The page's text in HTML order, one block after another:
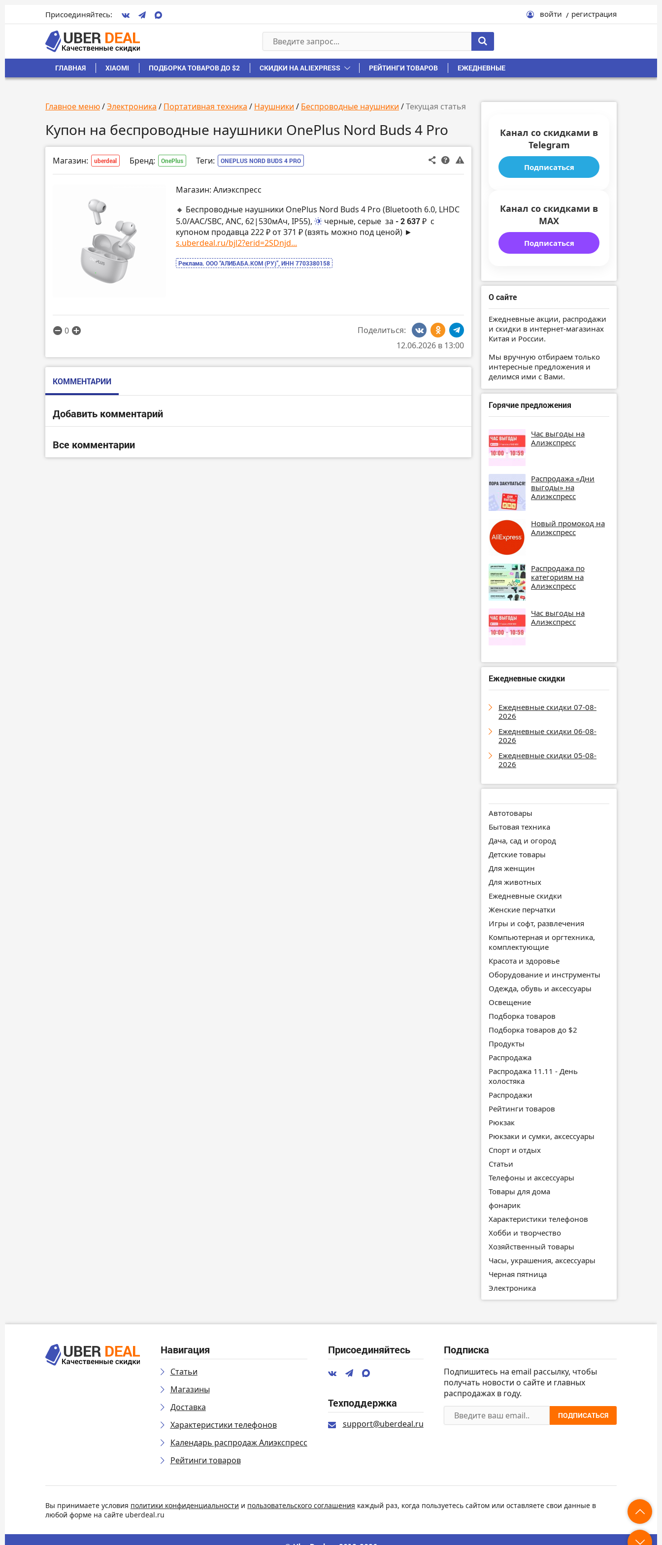
Присоединяйтесь: войти регистрация
ГЛАВНАЯ XIAOMI ПОДБОРКА ТОВАРОВ ДО $2 СКИДКИ НА ALIEXPRESS РЕЙТИНГИ ТОВАРОВ ЕЖЕДНЕВНЫЕ
Главное меню/Электроника / Портативная техника / Наушники / Беспроводные наушники /Текущая статья
Купон на беспроводные наушники OnePlus Nord Buds 4 Pro
Магазин: uberdeal Бренд: OnePlus Теги: ONEPLUS NORD BUDS 4 PRO
Магазин: Алиэкспресс
🔸 Беспроводные наушники OnePlus Nord Buds 4 Pro (Bluetooth 6.0, LHDC
5.0/AAC/SBC, ANC, 62|530мАч, IP55),
черные, серые за - 2 637 ₽ с
купоном продавца 222 ₽ от 371 ₽ (взять можно под ценой) ►
s.uberdeal.ru/bjl2?erid=2SDnjd...
Реклама. ООО “АЛИБАБА.КОМ (РУ)”, ИНН 7703380158
0
Поделиться:
12.06.2026 в 13:00
КОММЕНТАРИИ
Добавить комментарий
Все комментарии
Канал со скидками в
Telegram
Подписаться
Канал со скидками в
MAX
Подписаться
О сайте
Ежедневные акции, распродажи
и скидки в интернет-магазинах
Китая и России.
Мы вручную отбираем только
интересные предложения и
делимся ими с Вами.
Горячие предложения
Час выгоды на
Алиэкспресс
Распродажа «Дни
выгоды» на
Алиэкспресс
Новый промокод на
Алиэкспресс
Распродажа по
категориям на
Алиэкспресс
Час выгоды на
Алиэкспресс
Ежедневные скидки
Ежедневные скидки 07-08-
2026
Ежедневные скидки 06-08-
2026
Ежедневные скидки 05-08-
2026
Автотовары
Бытовая техника
Дача, сад и огород
Детские товары
Для женщин
Для животных
Ежедневные скидки
Женские перчатки
Игры и софт, развлечения
Компьютерная и оргтехника,
комплектующие
Красота и здоровье
Оборудование и инструменты
Одежда, обувь и аксессуары
Освещение
Подборка товаров
Подборка товаров до $2
Продукты
Распродажа
Распродажа 11.11 - День
холостяка
Распродажи
Рейтинги товаров
Рюкзак
Рюкзаки и сумки, аксессуары
Спорт и отдых
Статьи
Телефоны и аксессуары
Товары для дома
фонарик
Характеристики телефонов
Хобби и творчество
Хозяйственный товары
Часы, украшения, аксессуары
Черная пятница
Электроника
Навигация
Статьи
Магазины
Доставка
Характеристики телефонов
Календарь распродаж Алиэкспресс
Рейтинги товаров
Присоединяйтесь
Техподдержка
support@uberdeal.ru
Подписка
Подпишитесь на email рассылку, чтобы
получать новости о сайте и главных
распродажах в году.
ПОДПИСАТЬСЯ
Вы принимаете условия политики конфиденциальности и пользовательского соглашения каждый раз, когда пользуетесь сайтом или оставляете свои данные в
любой форме на сайте uberdeal.ru